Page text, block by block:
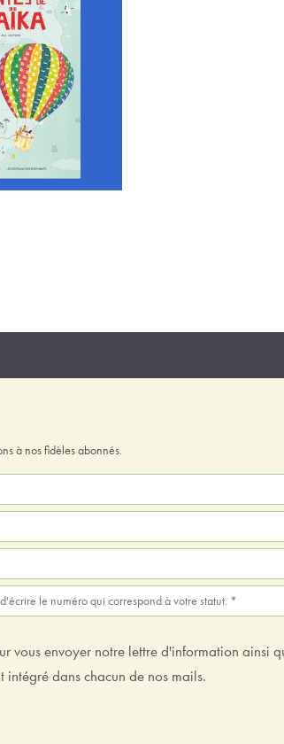
à nos fidèles abonnés.
vous envoyer notre lettre d'information ainsi
dans chacun de nos mails.